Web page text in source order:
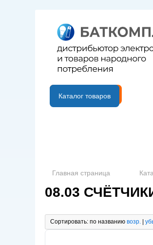
B2B портал
Каталог товаров
Главная страница
08.03
Сортировать: по названию возр. |